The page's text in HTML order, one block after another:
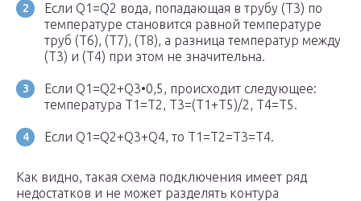
Если Q1=Q2 вода, попадающая в трубу (Т3) по
температуре становится равной температуре
труб (Т6), (Т7), (Т8), а разница температур между
(Т3) и (Т4) при этом не значительна.
Если Q1=Q2+Q3•0,5, происходит следующее:
температура Т1=Т2, Т3=(Т1+Т5)/2, Т4=Т5.
Если Q1=Q2+Q3+Q4, то Т1=Т2=Т3=Т4.
Как видно, такая схема подключения имеет ряд
недостатков и не может разделять контура